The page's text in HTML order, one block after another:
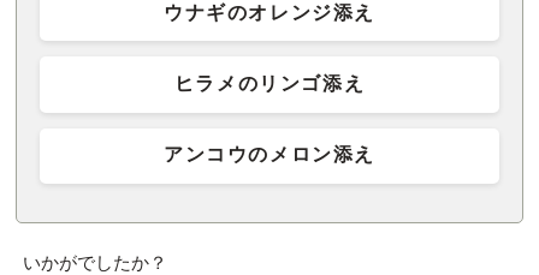
ウナギのオレンジ添え
ヒラメのリンゴ添え
アンコウのメロン添え
いかがでしたか？